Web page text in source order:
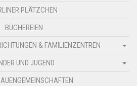
PLÄTZCHEN
BÜCHEREIEN
& FAMILIENZENTREN
UND JUGEND